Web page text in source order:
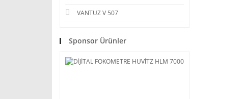
VANTUZ V 507
Sponsor Ürünler